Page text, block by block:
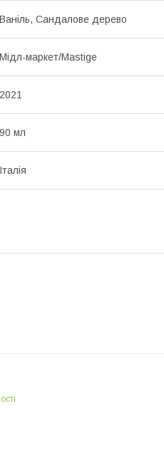
Ваніль, Сандалове дерево
Мідл-маркет/Mastige
2021
90 мл
Італія